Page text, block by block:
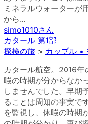
ミネラルウォーターが
から...
simo1010さん
カタール 第1部
探検の旅 > カップル •
カタール航空。2016
暇の時期が分からなか
しませんでした。早期
ることは周知の事実で
を監視し、休暇の時期